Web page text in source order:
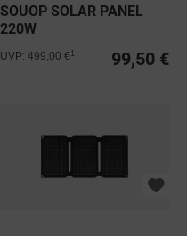
SOUOP SOLAR PANEL
220W
99,50 €
UVP: 499,00 €